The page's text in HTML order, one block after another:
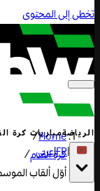
تخطى إلى المحتوى
الرياضةمباريات كرة
|
FR
|عربي
Home
/
كرة القدم/
أوّل ألقاب